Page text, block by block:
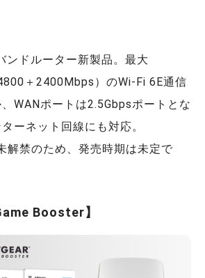
ンドルーター新製品。最大
＋2400Mbps）のWi-Fi 6E通信
WANポートは2.5Gbpsポートとな
ーネット回線にも対応。
解禁のため、発売時期は未定で
Booster】